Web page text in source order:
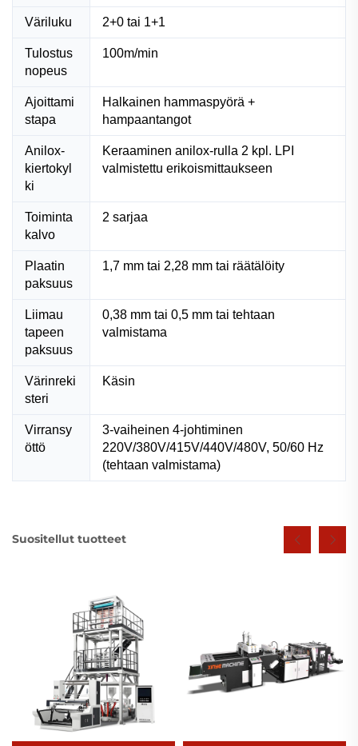
Väriluku 2+0 tai 1+1
Tulostus
nopeus
100m/min
Ajoittami
stapa
Halkainen hammaspyörä +
hampaantangot
Anilox-
kiertokyl
ki
Keraaminen anilox-rulla 2 kpl. LPI
valmistettu erikoismittaukseen
Toiminta
kalvo
2 sarjaa
Plaatin
paksuus
1,7 mm tai 2,28 mm tai räätälöity
Liimau
tapeen
paksuus
0,38 mm tai 0,5 mm tai tehtaan
valmistama
Värinreki
steri
Käsin
Virransy
öttö
3-vaiheinen 4-johtiminen
220V/380V/415V/440V/480V, 50/60 Hz
(tehtaan valmistama)
Suositellut tuotteet